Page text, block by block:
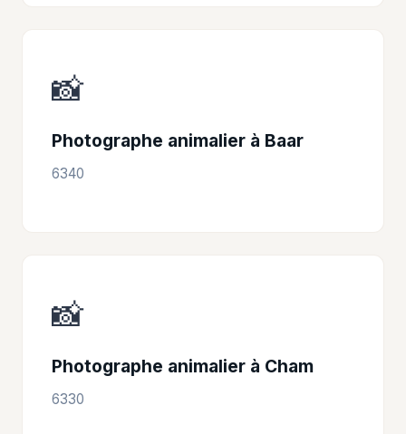
📸
Photographe animalier à Baar
6340
📸
Photographe animalier à Cham
6330